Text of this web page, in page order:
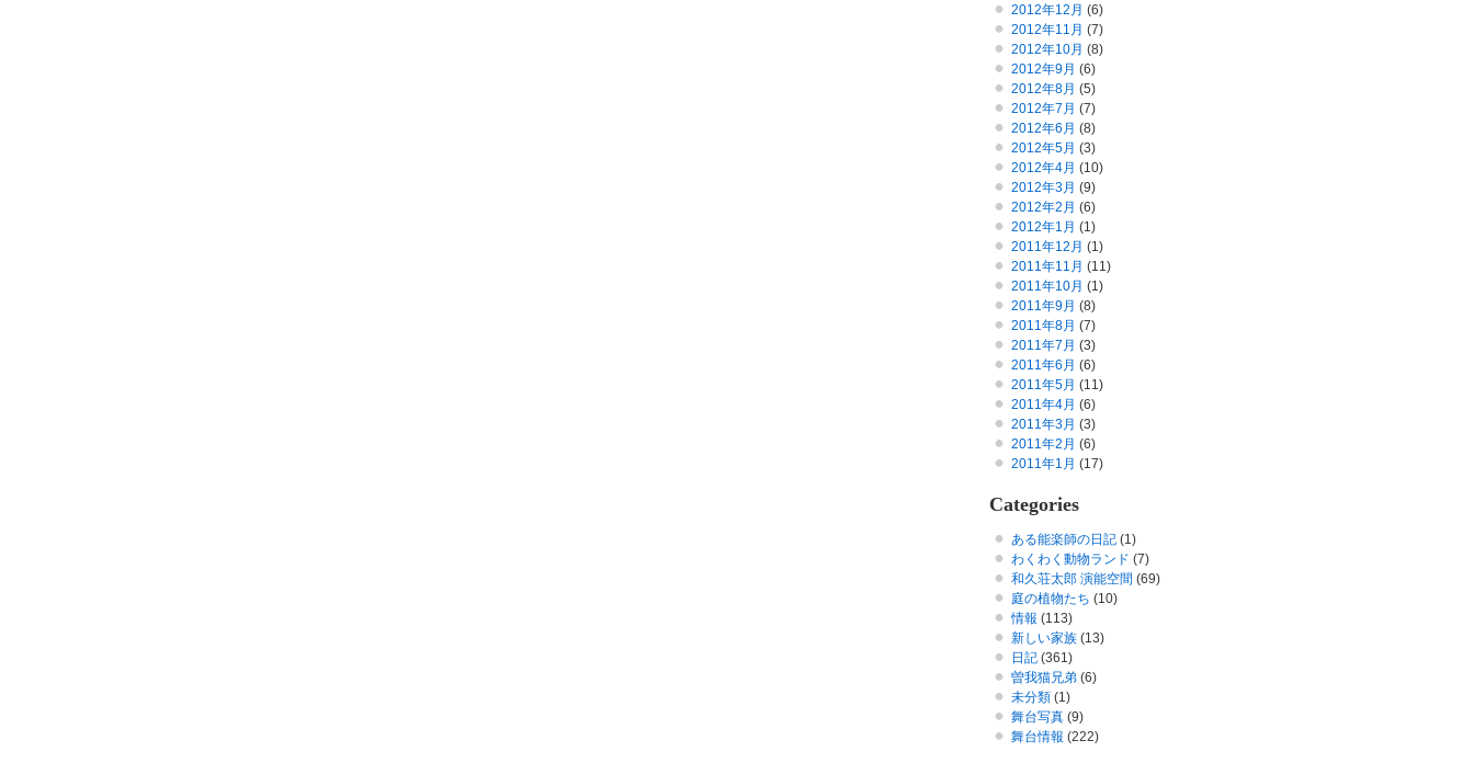
2012年12月 (6)
2012年11月 (7)
2012年10月 (8)
2012年9月 (6)
2012年8月 (5)
2012年7月 (7)
2012年6月 (8)
2012年5月 (3)
2012年4月 (10)
2012年3月 (9)
2012年2月 (6)
2012年1月 (1)
2011年12月 (1)
2011年11月 (11)
2011年10月 (1)
2011年9月 (8)
2011年8月 (7)
2011年7月 (3)
2011年6月 (6)
2011年5月 (11)
2011年4月 (6)
2011年3月 (3)
2011年2月 (6)
2011年1月 (17)
Categories
ある能楽師の日記 (1)
わくわく動物ランド (7)
和久荘太郎 演能空間 (69)
庭の植物たち (10)
情報 (113)
新しい家族 (13)
日記 (361)
曽我猫兄弟 (6)
未分類 (1)
舞台写真 (9)
舞台情報 (222)